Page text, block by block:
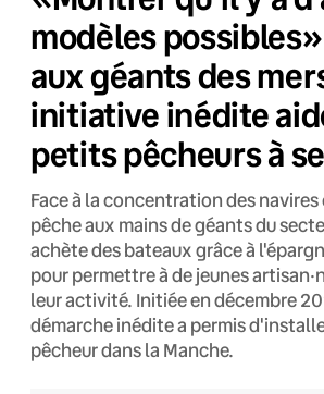
modèles
aux géants des
initiative inédite
petits pêcheurs à
Face à la concentration des
pêche aux mains de géants du
achète des bateaux grâce à
pour permettre à de jeunes
leur activité. Initiée en décembre
démarche inédite a permis
pêcheur dans la Manche.